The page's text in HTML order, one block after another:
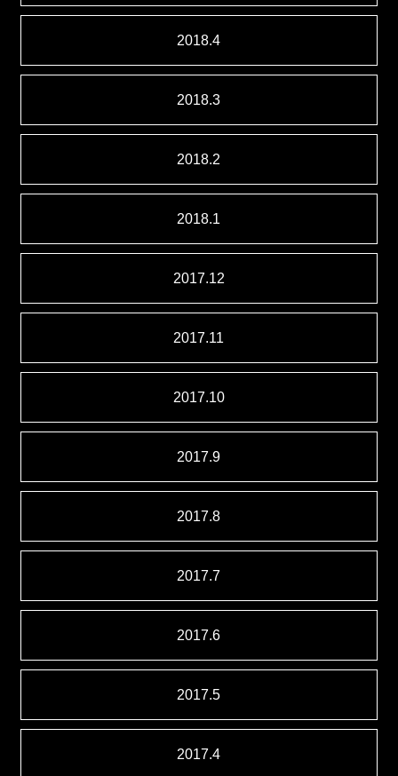
2018.4
2018.3
2018.2
2018.1
2017.12
2017.11
2017.10
2017.9
2017.8
2017.7
2017.6
2017.5
2017.4